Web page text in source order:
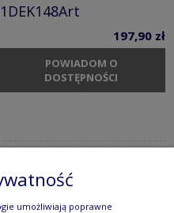
197,90 zł
POWIADOM O
DOSTĘPNOŚCI
espresso V
umożliwiają poprawne